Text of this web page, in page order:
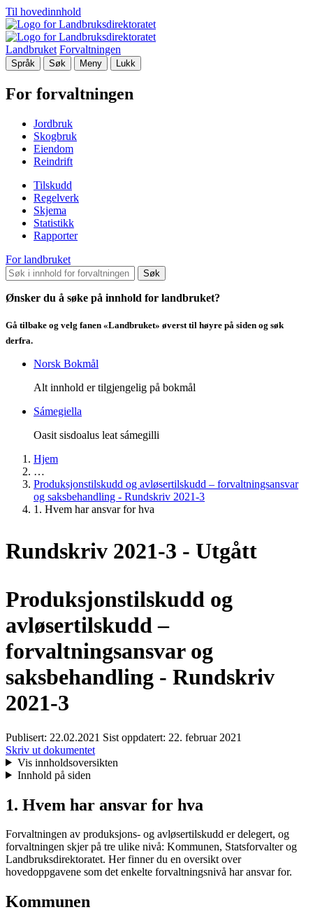
Til hovedinnhold
Landbruket Forvaltningen
Språk Søk Meny Lukk
For forvaltningen
Jordbruk
Skogbruk
Eiendom
Reindrift
Tilskudd
Regelverk
Skjema
Statistikk
Rapporter
For landbruket
Søk
Ønsker du å søke på innhold for landbruket?
Gå tilbake og velg fanen «Landbruket» øverst til høyre på siden og søk
derfra.
Norsk Bokmål
Alt innhold er tilgjengelig på bokmål
Sámegiella
Oasit sisdoalus leat sámegilli
Hjem
…
Produksjonstilskudd og avløsertilskudd – forvaltningsansvar
og saksbehandling - Rundskriv 2021-3
1. Hvem har ansvar for hva
Rundskriv 2021-3 - Utgått
Produksjonstilskudd og
avløsertilskudd –
forvaltningsansvar og
saksbehandling - Rundskriv
2021-3
Publisert: 22.02.2021 Sist oppdatert: 22. februar 2021
Skriv ut dokumentet
Vis innholdsoversikten
Innhold på siden
1. Hvem har ansvar for hva
Forvaltningen av produksjons- og avløsertilskudd er delegert, og
forvaltningen skjer på tre ulike nivå: Kommunen, Statsforvalter og
Landbruksdirektoratet. Her finner du en oversikt over
hovedoppgavene som det enkelte forvaltningsnivå har ansvar for.
Kommunen